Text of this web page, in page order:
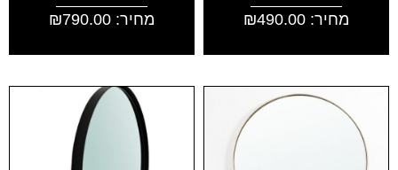
מחיר: ₪490.00 מחיר: ₪790.00